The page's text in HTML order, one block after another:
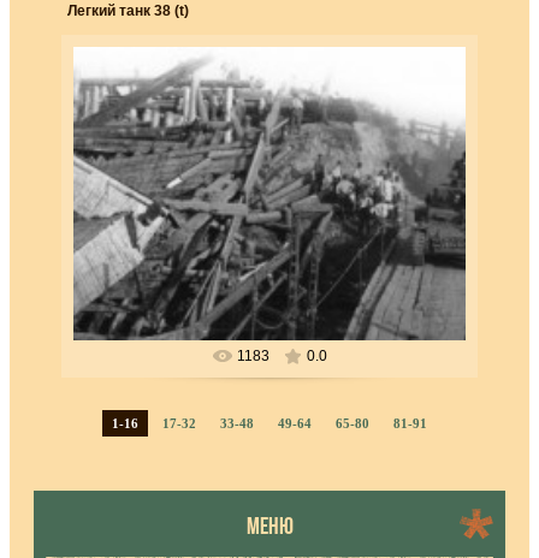
Легкий танк 38 (t)
25.03.2018
Легкий танк 38 (t) на наскоро наведенном
мосту. Благодаря усилиям немецких конструкторов
эти танки оказ...
Forester
1183 0.0
1-16 17-32 33-48 49-64 65-80 81-91
МЕНЮ